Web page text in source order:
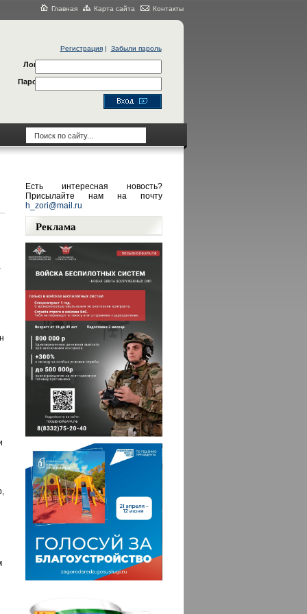
Главная Карта сайта Контакты
Регистрация| Забыли пароль
Логин
Пароль
Есть интересная новость?
Присылайте нам на почту
h_zori@mail.ru
Реклама